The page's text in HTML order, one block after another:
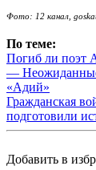
Фото: 12 канал,
По теме:
Погиб ли поэт
— Неожиданные
«Адий»
Гражданская
подготовили
Добавить в